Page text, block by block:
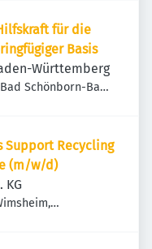
für die
Basis
Württemberg
Schönborn-Bad
Support Recycling
(m/w/d)
KG